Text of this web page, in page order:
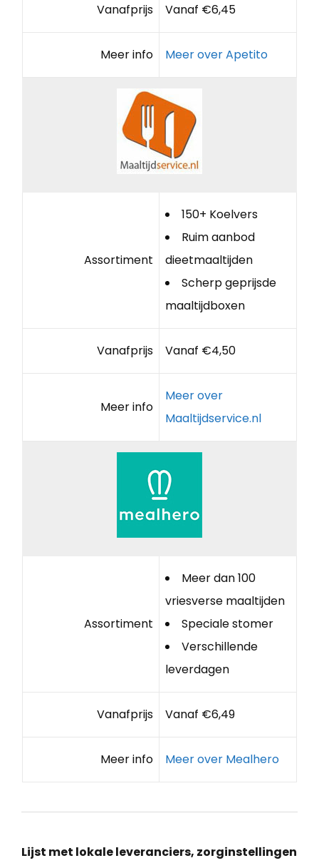
Vanafprijs Vanaf €6,45
Meer info Meer over Apetito
Assortiment
150+ Koelvers
Ruim aanbod
dieetmaaltijden
Scherp geprijsde
maaltijdboxen
Vanafprijs Vanaf €4,50
Meer info
Meer over
Maaltijdservice.nl
Assortiment
Meer dan 100
vriesverse maaltijden
Speciale stomer
Verschillende
leverdagen
Vanafprijs Vanaf €6,49
Meer info Meer over Mealhero
Lijst met lokale leveranciers, zorginstellingen